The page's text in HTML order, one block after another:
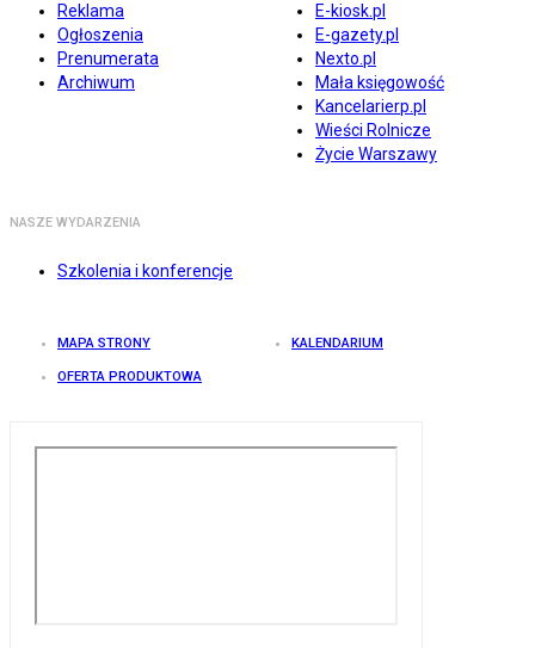
Reklama
Ogłoszenia
Prenumerata
Archiwum
E-kiosk.pl
E-gazety.pl
Nexto.pl
Mała księgowość
Kancelarierp.pl
Wieści Rolnicze
Życie Warszawy
NASZE WYDARZENIA
Szkolenia i konferencje
MAPA STRONY KALENDARIUM
OFERTA PRODUKTOWA